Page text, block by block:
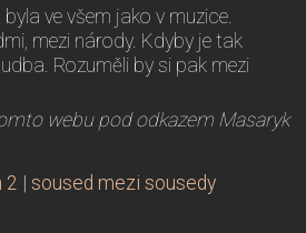
ve všem jako v muzice.
mezi národy. Kdyby je tak
Rozuměli by si pak mezi
webu pod odkazem Masaryk
2 soused mezi sousedy